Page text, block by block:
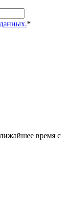
*
время с